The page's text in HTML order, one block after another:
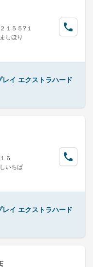
１５５?１
しほり
イ エクストラハード
６
いちば
イ エクストラハード